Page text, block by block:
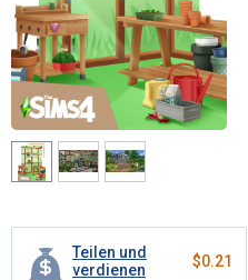
Teilen und
verdienen
$0.21